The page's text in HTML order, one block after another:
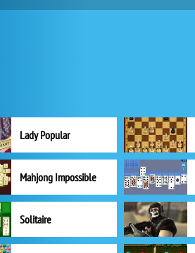
Lady Popular
Mahjong Impossible
Solitaire